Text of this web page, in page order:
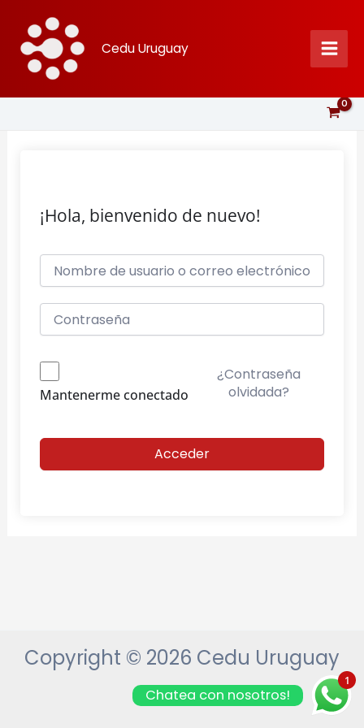
contenido
Cedu Uruguay
¡Hola, bienvenido de nuevo!
Mantenerme conectado
¿Contraseña
olvidada?
Acceder
Copyright © 2026 Cedu Uruguay
1
Chatea con nosotros!